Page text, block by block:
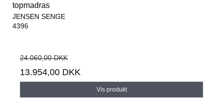
topmadras
JENSEN SENGE
4396
24.060,00 DKK
13.954,00 DKK
Vis produkt